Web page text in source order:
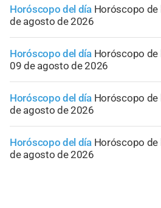
Horóscopo del día Horóscopo de
de agosto de 2026
Horóscopo del día Horóscopo de
09 de agosto de 2026
Horóscopo del día Horóscopo de
de agosto de 2026
Horóscopo del día Horóscopo de
de agosto de 2026